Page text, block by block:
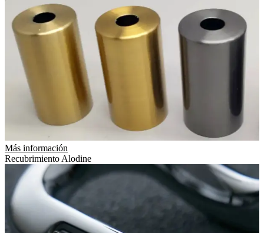
Más información
Recubrimiento Alodine